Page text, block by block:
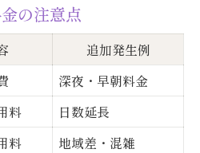
の注意点
追加発生例
深夜・早朝料金
料
日数延長
料
地域差・混雑